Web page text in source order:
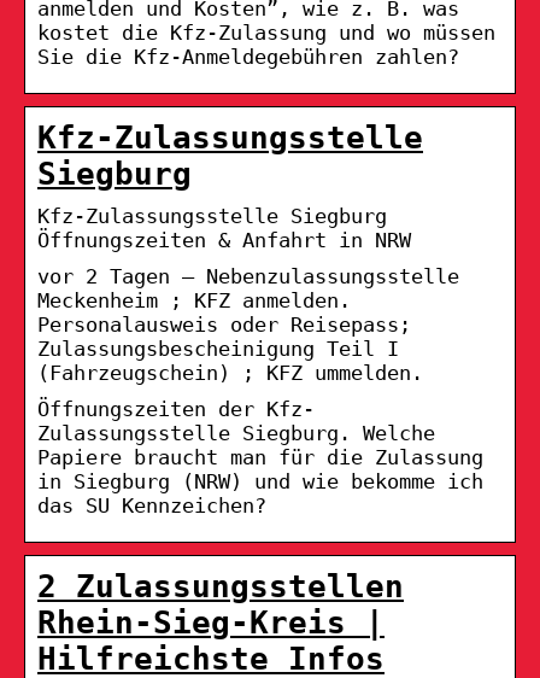
anmelden und Kosten”, wie z. B. was
kostet die Kfz-Zulassung und wo müssen
Sie die Kfz-Anmeldegebühren zahlen?
Kfz-Zulassungsstelle
Siegburg
Kfz-Zulassungsstelle Siegburg
Öffnungszeiten & Anfahrt in NRW
vor 2 Tagen — Nebenzulassungsstelle
Meckenheim ; KFZ anmelden.
Personalausweis oder Reisepass;
Zulassungsbescheinigung Teil I
(Fahrzeugschein) ; KFZ ummelden.
Öffnungszeiten der Kfz-
Zulassungsstelle Siegburg. Welche
Papiere braucht man für die Zulassung
in Siegburg (NRW) und wie bekomme ich
das SU Kennzeichen?
2 Zulassungsstellen
Rhein-Sieg-Kreis |
Hilfreichste Infos